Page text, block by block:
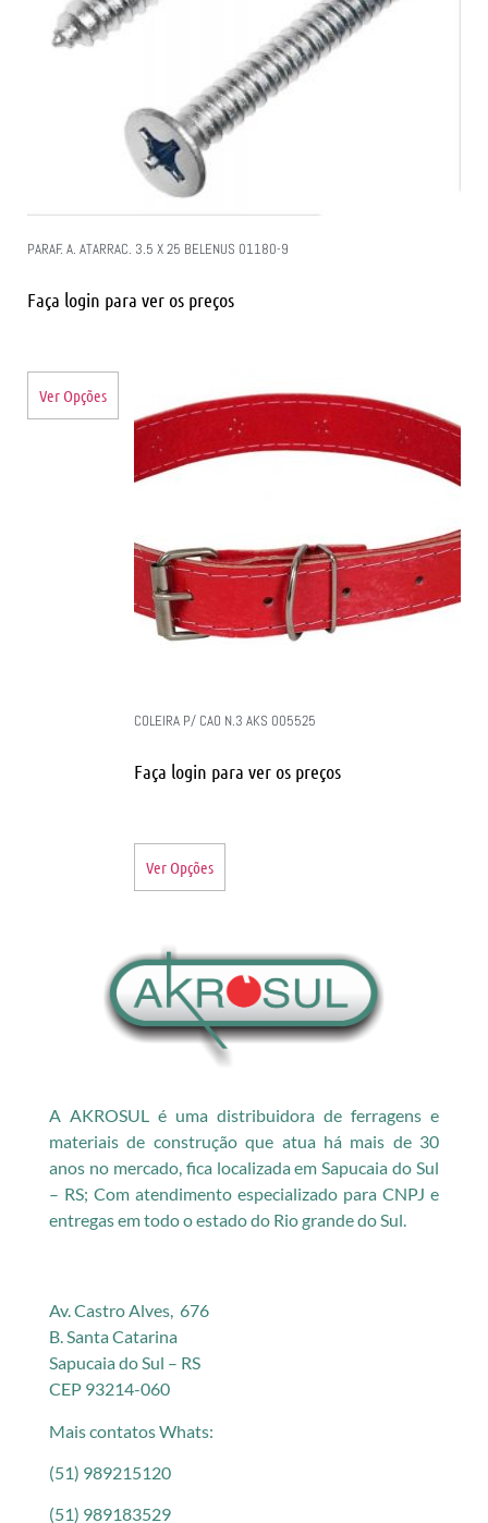
PARAF. A. ATARRAC. 3.5 X 25 BELENUS 01180-9
Faça login para ver os preços
Ver Opções
COLEIRA P/ CAO N.3 AKS 005525
Faça login para ver os preços
Ver Opções
A AKROSUL é uma distribuidora de ferragens e
materiais de construção que atua há mais de 30
anos no mercado, fica localizada em Sapucaia do Sul
– RS; Com atendimento especializado para CNPJ e
entregas em todo o estado do Rio grande do Sul.
Av. Castro Alves, 676
B. Santa Catarina
Sapucaia do Sul – RS
CEP 93214-060
Mais contatos Whats:
(51) 989215120
(51) 989183529